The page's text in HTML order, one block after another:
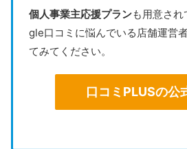
個人事業主応援プランも用意され
gle口コミに悩んでいる店舗運営
てみてください。
口コミPLUSの公